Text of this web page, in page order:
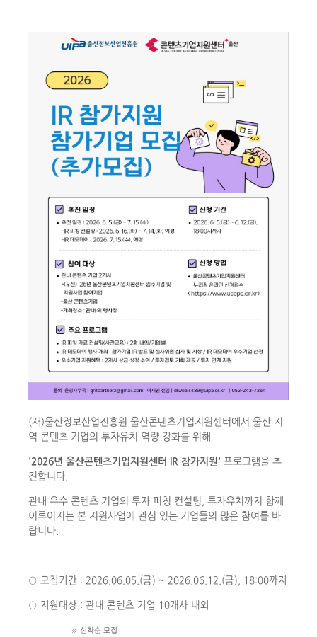
(재)울산정보산업진흥원 울산콘텐츠기업지원센터에서 울산 지
역 콘텐츠 기업의 투자유치 역량 강화를 위해
​'2026년 울산콘텐츠기업지원센터 IR 참가지원' ​프로그램을 추
진합니다.
관내 우수 콘텐츠 기업의 투자 피칭 컨설팅, 투자유치까지 함께
이루어지는 본 지원사업에 관심 있는 기업들의 많은 참여를 바
랍니다.
○ 모집기간 : 2026.06.05.(금) ~ 2026.06.12.(금), 18:00까지
○ 지원대상 : 관내 콘텐츠 기업 10개사 내외
※ 선착순 모집